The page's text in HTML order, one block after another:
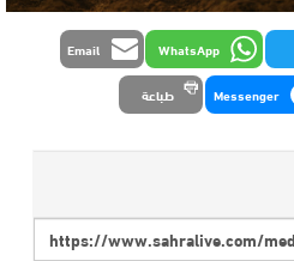
WhatsApp
Email
Messenger طباعة